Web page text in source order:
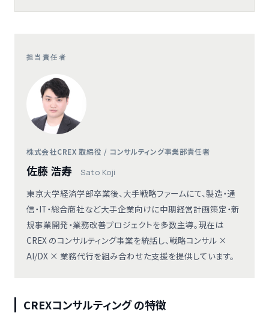
担当責任者
株式会社CREX 取締役 / コンサルティング事業部責任者
佐藤 浩寿 Sato Koji
東京大学経済学部卒業後、大手戦略ファームにて、製造・通
信・IT・総合商社など大手企業向けに中期経営計画策定・新
規事業開発・業務改善プロジェクトを多数主導。現在は
CREX のコンサルティング事業を統括し、戦略コンサル ×
AI/DX × 業務代行を組み合わせた支援を提供しています。
CREXコンサルティング の特徴